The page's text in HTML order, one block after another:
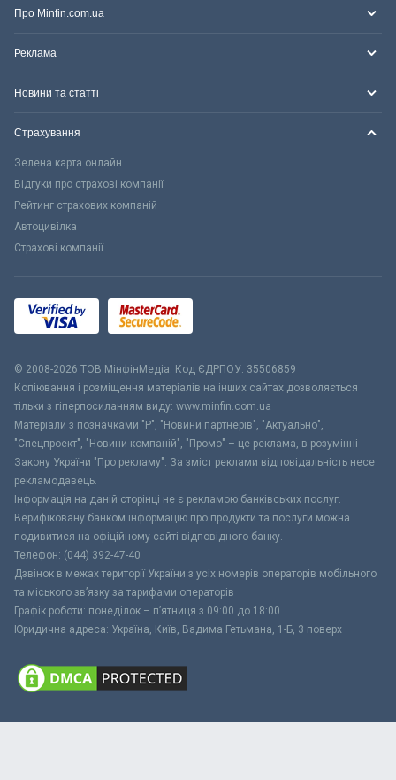
Про Minfin.com.ua
Реклама
Новини та статті
Страхування
Зелена карта онлайн
Відгуки про страхові компанії
Рейтинг страхових компаній
Автоцивілка
Страхові компанії
© 2008-2026 ТОВ МiнфiнМедiа. Код ЄДРПОУ: 35506859
Копіювання і розміщення матеріалів на інших сайтах дозволяється
тільки з гіперпосиланням виду: www.minfin.com.ua
Матеріали з позначками "Р", "Новини партнерів", "Актуально",
"Спецпроект", "Новини компаній", "Промо" – це реклама, в розумінні
Закону України "Про рекламу". За зміст реклами відповідальність несе
рекламодавець.
Інформація на даній сторінці не є рекламою банківських послуг.
Верифіковану банком інформацію про продукти та послуги можна
подивитися на офіційному сайті відповідного банку.
Телефон: (044) 392-47-40
Дзвінок в межах території України з усіх номерів операторів мобільного
та міського зв’язку за тарифами операторів
Графік роботи: понеділок – п’ятниця з 09:00 до 18:00
Юридична адреса: Україна, Київ, Вадима Гетьмана, 1-Б, 3 поверх